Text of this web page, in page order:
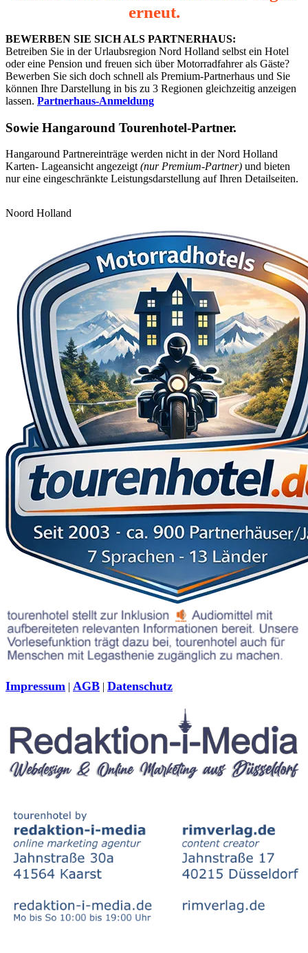
erneut.
BEWERBEN SIE SICH ALS PARTNERHAUS:
Betreiben Sie in der Urlaubsregion Nord Holland selbst ein Hotel
oder eine Pension und freuen sich über Motorradfahrer als Gäste?
Bewerben Sie sich doch schnell als Premium-Partnerhaus und Sie
können Ihre Darstellung in bis zu 3 Regionen gleichzeitig anzeigen
lassen. Partnerhaus-Anmeldung
Sowie Hangaround Tourenhotel-Partner.
Hangaround Partnereinträge werden nicht in der Nord Holland
Karten- Lageansicht angezeigt (nur Premium-Partner) und bieten
nur eine eingeschränkte Leistungsdarstellung auf Ihren Detailseiten.
Noord Holland
Impressum | AGB | Datenschutz